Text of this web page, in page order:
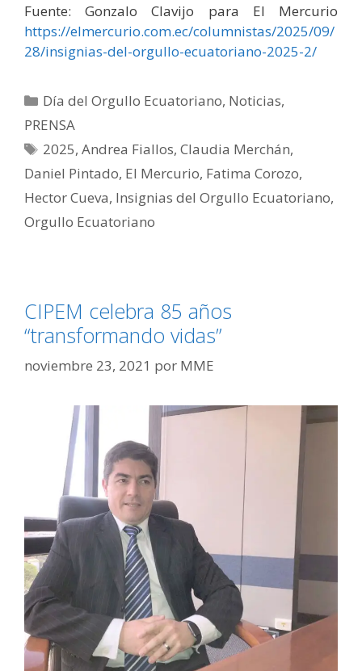
Fuente: Gonzalo Clavijo para El Mercurio
https://elmercurio.com.ec/columnistas/2025/09/
28/insignias-del-orgullo-ecuatoriano-2025-2/
Día del Orgullo Ecuatoriano, Noticias,
PRENSA
2025,Andrea Fiallos,Claudia Merchán,
Daniel Pintado, El Mercurio, Fatima Corozo,
Hector Cueva, Insignias del Orgullo Ecuatoriano,
Orgullo Ecuatoriano
CIPEM celebra 85 años
“transformando vidas”
noviembre 23, 2021 por MME